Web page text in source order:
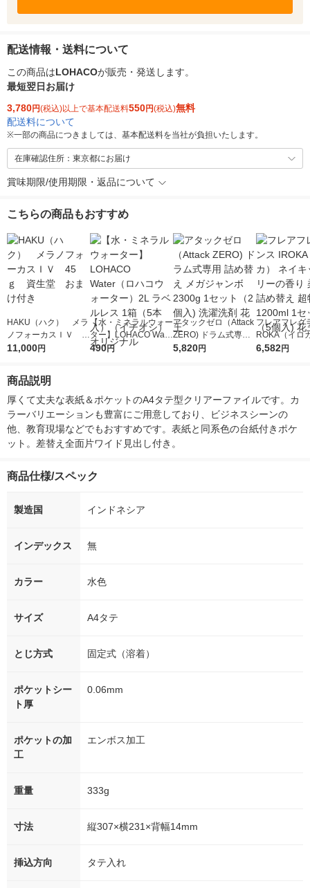
配送情報・送料について
この商品はLOHACOが販売・発送します。
最短翌日お届け
3,780円(税込)以上で基本配送料550円(税込)無料
配送料について
※一部の商品につきましては、基本配送料を当社が負担いたします。
在庫確認住所：東京都にお届け
賞味期限/使用期限・返品について
こちらの商品もおすすめ
HAKU（ハク） メラ
ノフォーカスＩＶ 4
5ｇ 資生堂 おまけ
11,000円
【水・ミネラルウォー
ター】LOHACO Wate
r（ロハコウォータ
490円
アタックゼロ（Attack
ZERO) ドラム式専用
詰め替え メガジャン
5,820円
フレアフレグ
ROKA（イロ
イキッドリリ
6,582円
商品説明
厚くて丈夫な表紙＆ポケットのA4タテ型クリアーファイルです。カ
ラーバリエーションも豊富にご用意しており、ビジネスシーンの
他、教育現場などでもおすすめです。表紙と同系色の台紙付きポケ
ット。差替え全面片ワイド見出し付き。
商品仕様/スペック
製造国 インドネシア
インデックス 無
カラー 水色
サイズ A4タテ
とじ方式 固定式（溶着）
ポケットシー
ト厚
0.06mm
ポケットの加
工
エンボス加工
重量 333g
寸法 縦307×横231×背幅14mm
挿込方向 タテ入れ